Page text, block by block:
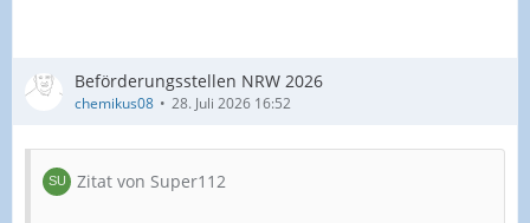
Beförderungsstellen NRW 2026
chemikus08 28. Juli 2026 16:52
Zitat von Super112